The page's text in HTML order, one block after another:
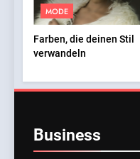
MODE
Farben, die deinen Stil
verwandeln
Business